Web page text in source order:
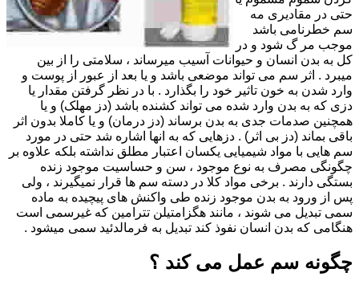
حتی در مقادیری مه
سم خطرنامی باشد
موجب مر گ شود و در
کل به بدن انسان و حیوانات آسیب میرساند ، سلامتی را از بین
میبرد . اثر سم می تواند موضعی باشد و یا بعد از عبور از پوست و
وارد شدن به خون تاثیر خود را بگذارد . با در نظر گرفتن مقدار یا
دزی که به بدن وارد شده می تواند کشنده باشد (دز مهلک) و یا
همچنین صدمات جدی به بدن برساند (دز درمان) و یا کاملا بدون اثر
باقی بماند (دز بی اثر) . دزهایی که به انها اشاره شد حتی در مورد
سم هایی با مواد شیمیایی یکسان اعتبار مطلق نداشته بلکه علاوه بر
چگونگی مصرف به نوع موجود ، سن و حساسیت موجود زنده
بستگی دارند . برخی مواد کلا در دسته سم ها قرار نمیگیرند ، ولی
پس از ورود به بدن موجود زنده طی واکنش های پیچیده به ماده
سمی تبدیل می شوند ، مانند هگزامتیلن تترامین که غیرسمی است
هنگامی که بدن انسان نفوذ کند تبدیل به فرمالدئید سمی میشود .
چگونه سم عمل می کند ؟